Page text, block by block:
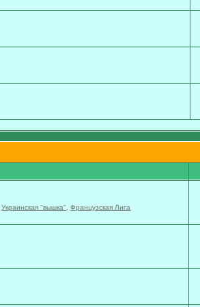
,Украинская "вышка" ,Французская Лига